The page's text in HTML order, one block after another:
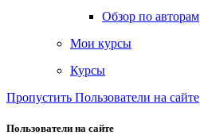
Обзор по авторам
Мои курсы
Курсы
Пропустить Пользователи на сайте
Пользователи на сайте